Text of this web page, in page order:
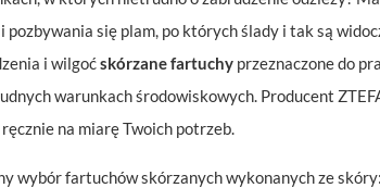
pozbywania się plam, po których ślady i tak są
i wilgoćskórzane fartuchyprzeznaczone do
warunkach środowiskowych. Producent
na miarę Twoich potrzeb.
wybór fartuchów skórzanych wykonanych ze skóry: